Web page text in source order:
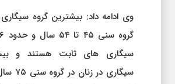
وی ادامه داد: بیشترین گروه
سیگاری های ثابت هستند و
سیگاری